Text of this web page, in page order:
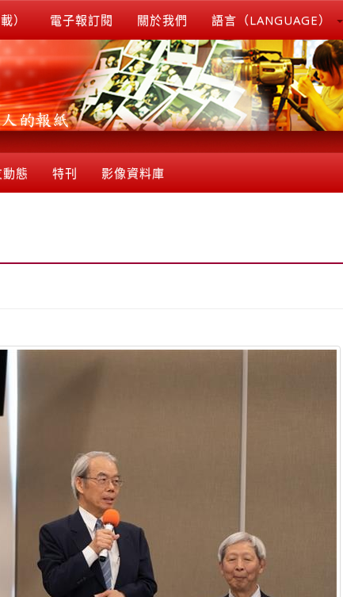
） 電子報訂閱 關於我們 語言（LANGUAGE）
態 特刊 影像資料庫